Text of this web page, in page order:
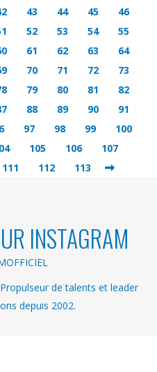
43 44 45
46
52 53 54
55
61 62 63
64
70 71 72
73
79 80 81
82
88 89 90
91
97 98 99
100
105 106
107
111 112 113
INSTAGRAM
de talents et leader
depuis 2002.